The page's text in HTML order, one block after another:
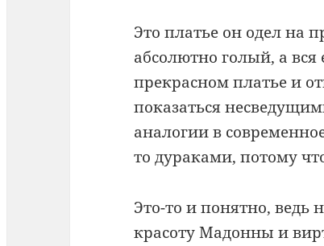
Это платье он одел на
абсолютно голый, а вся
прекрасном платье и
показаться
аналогии в
то дураками, потому
Это-то и понятно, ведь
красоту Мадонны и